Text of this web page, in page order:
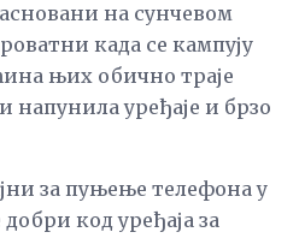
на сунчевом
када се кампују
њих обично траје
напунила уређаје и брзо
за пуњење телефона у
код уређаја за